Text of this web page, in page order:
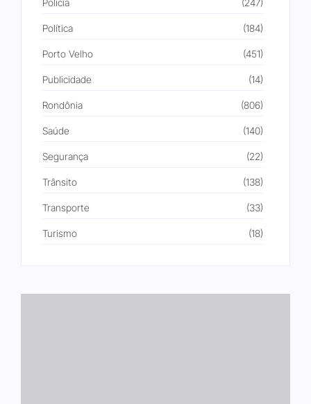
Política (184)
Porto Velho (451)
Publicidade (14)
Rondônia (806)
Saúde (140)
Segurança (22)
Trânsito (138)
Transporte (33)
Turismo (18)